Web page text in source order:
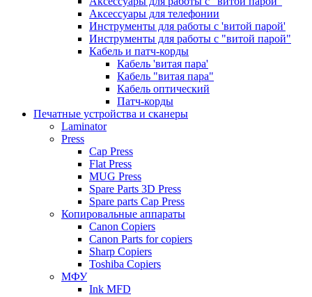
Аксессуары для телефонии
Инструменты для работы с 'витой парой'
Инструменты для работы с "витой парой"
Кабель и патч-корды
Кабель 'витая пара'
Кабель "витая пара"
Кабель оптический
Патч-корды
Печатные устройства и сканеры
Laminator
Press
Cap Press
Flat Press
MUG Press
Spare Parts 3D Press
Spare parts Cap Press
Копировальные аппараты
Canon Copiers
Canon Parts for copiers
Sharp Copiers
Toshiba Copiers
МФУ
Ink MFD